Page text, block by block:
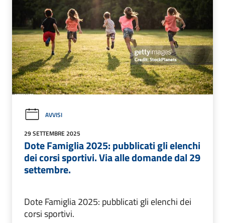
AVVISI
29 SETTEMBRE 2025
Dote Famiglia 2025: pubblicati gli elenchi
dei corsi sportivi. Via alle domande dal 29
settembre.
Dote Famiglia 2025: pubblicati gli elenchi dei
corsi sportivi.